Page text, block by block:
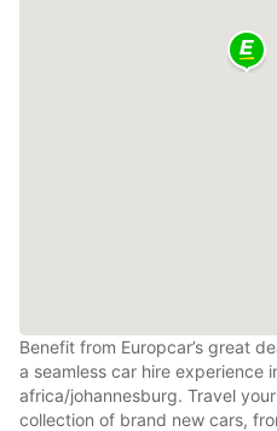
Benefit from Europcar’s great
a seamless car hire experience
africa/johannesburg. Travel
collection of brand new cars,